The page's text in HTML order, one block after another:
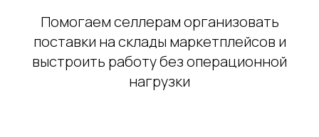
Помогаем селлерам организовать
поставки на склады маркетплейсов и
выстроить работу без операционной
нагрузки